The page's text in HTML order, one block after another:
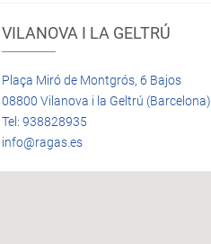
VILANOVA I LA GELTRÚ
Plaça Miró de Montgrós, 6 Bajos
08800 Vilanova i la Geltrú (Barcelona)
Tel: 938828935
info@ragas.es